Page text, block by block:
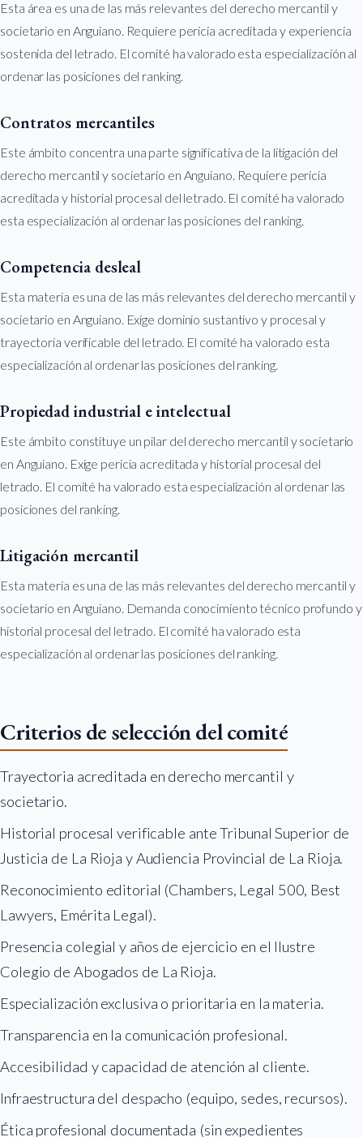
Esta área es una de las más relevantes del derecho mercantil y
societario en Anguiano. Requiere pericia acreditada y experiencia
sostenida del letrado. El comité ha valorado esta especialización al
ordenar las posiciones del ranking.
Contratos mercantiles
Este ámbito concentra una parte significativa de la litigación del
derecho mercantil y societario en Anguiano. Requiere pericia
acreditada y historial procesal del letrado. El comité ha valorado
esta especialización al ordenar las posiciones del ranking.
Competencia desleal
Esta materia es una de las más relevantes del derecho mercantil y
societario en Anguiano. Exige dominio sustantivo y procesal y
trayectoria verificable del letrado. El comité ha valorado esta
especialización al ordenar las posiciones del ranking.
Propiedad industrial e intelectual
Este ámbito constituye un pilar del derecho mercantil y societario
en Anguiano. Exige pericia acreditada y historial procesal del
letrado. El comité ha valorado esta especialización al ordenar las
posiciones del ranking.
Litigación mercantil
Esta materia es una de las más relevantes del derecho mercantil y
societario en Anguiano. Demanda conocimiento técnico profundo y
historial procesal del letrado. El comité ha valorado esta
especialización al ordenar las posiciones del ranking.
Criterios de selección del comité
Trayectoria acreditada en derecho mercantil y
societario.
Historial procesal verificable ante Tribunal Superior de
Justicia de La Rioja y Audiencia Provincial de La Rioja.
Reconocimiento editorial (Chambers, Legal 500, Best
Lawyers, Emérita Legal).
Presencia colegial y años de ejercicio en el Ilustre
Colegio de Abogados de La Rioja.
Especialización exclusiva o prioritaria en la materia.
Transparencia en la comunicación profesional.
Accesibilidad y capacidad de atención al cliente.
Infraestructura del despacho (equipo, sedes, recursos).
Ética profesional documentada (sin expedientes